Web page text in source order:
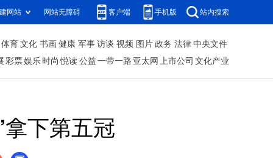
网站 网站无障碍 客户端 手机版 站内搜索
体育 文化 书画 健康 军事 访谈 视频 图片 政务 法律 中央文件
彩票娱乐 时尚 悦读 公益 一带一路 亚太网 上市公司 文化产业
下第五冠